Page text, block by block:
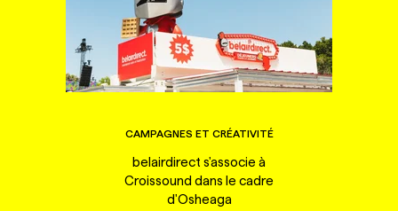
CAMPAGNES ET CRÉATIVITÉ
belairdirect s'associe à
Croissound dans le cadre
d'Osheaga